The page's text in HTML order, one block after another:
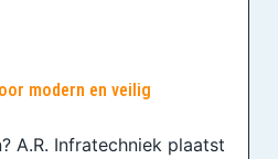
modern en veilig
A.R. Infratechniek plaatst